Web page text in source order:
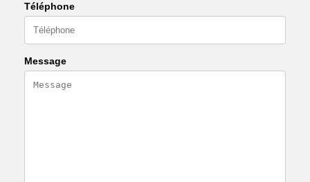
Téléphone
Message